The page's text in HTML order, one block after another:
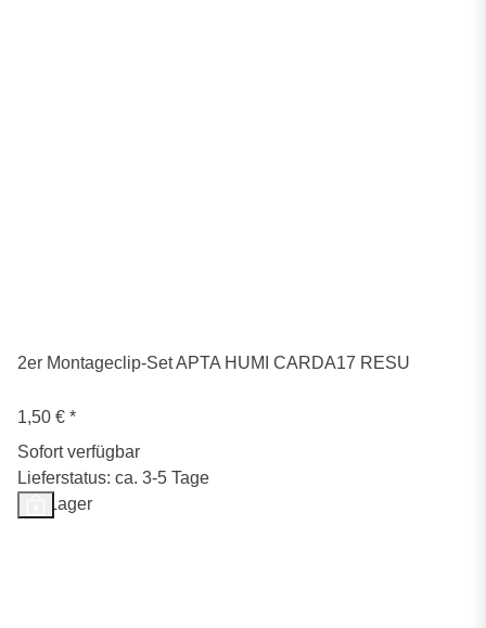
2er Montageclip-Set APTA HUMI CARDA17 RESU
1,50 € *
Sofort verfügbar
Lieferstatus: ca. 3-5 Tage
Auf Lager